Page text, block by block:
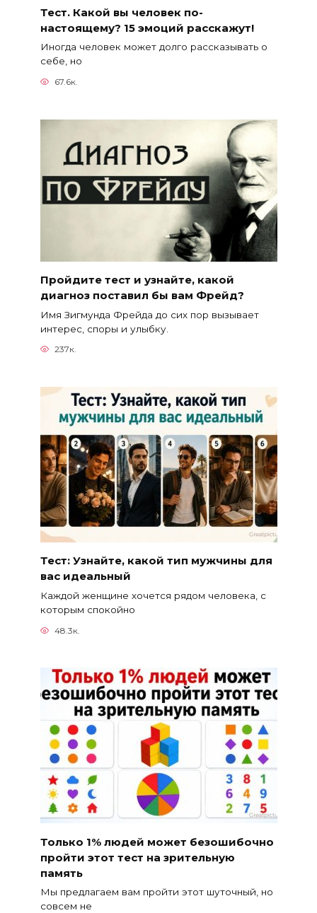
Тест. Какой вы человек по-
настоящему? 15 эмоций расскажут!
Иногда человек может долго рассказывать о
себе, но
67.6к.
Пройдите тест и узнайте, какой
диагноз поставил бы вам Фрейд?
Имя Зигмунда Фрейда до сих пор вызывает
интерес, споры и улыбку.
237к.
Тест: Узнайте, какой тип мужчины для
вас идеальный
Каждой женщине хочется рядом человека, с
которым спокойно
48.3к.
Только 1% людей может безошибочно
пройти этот тест на зрительную
память
Мы предлагаем вам пройти этот шуточный, но
совсем не